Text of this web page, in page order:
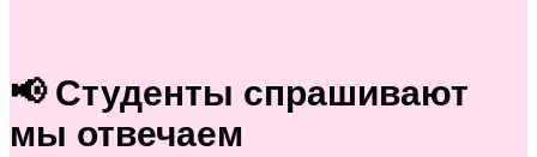
📢 Студенты спрашивают
мы отвечаем